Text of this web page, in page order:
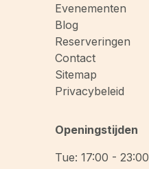
Evenementen
Blog
Reserveringen
Contact
Sitemap
Privacybeleid
Openingstijden
Tue: 17:00 - 23:00